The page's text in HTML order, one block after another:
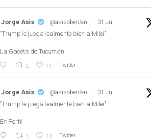
Jorge Asis @asisoberdan · 31 Jul
"Trump le juega lealmente bien a Milei"
La Gaceta de Tucumán
2 11 Twitter
Jorge Asis @asisoberdan · 31 Jul
"Trump le juega lealmente bien a Milei"
En Perfil
1 12 Twitter